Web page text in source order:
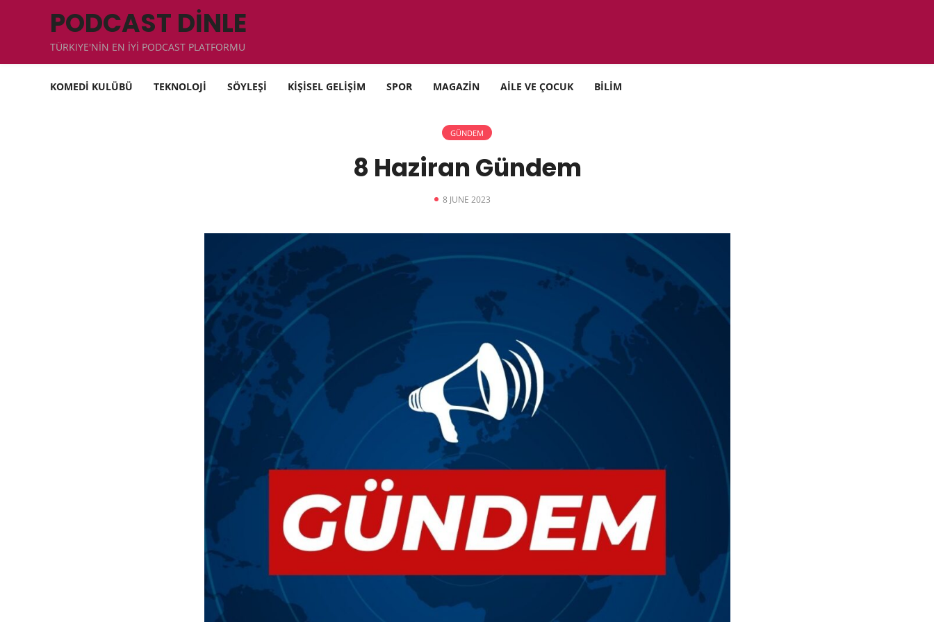
PODCAST DİNLE
TÜRKIYE'NİN EN İYİ PODCAST PLATFORMU
KOMEDİ KULÜBÜ TEKNOLOJİ SÖYLEŞİ KİŞİSEL GELİŞİM SPOR MAGAZİN AİLE VE ÇOCUK BİLİM
GÜNDEM
8 Haziran Gündem
8 JUNE 2023